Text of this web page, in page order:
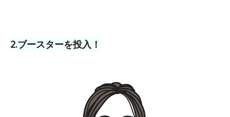
2.ブースターを投入！